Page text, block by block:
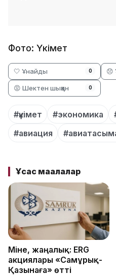
Фото: Үкімет
🤍 Ұнайды 0 😞
😡 Шектен шыққан 0
#үкімет #экономика
#авиация
Ұқсас мақалалар
Міне, жаңалық: ERG
акциялары «Самұрық-
Қазынаға» өтті